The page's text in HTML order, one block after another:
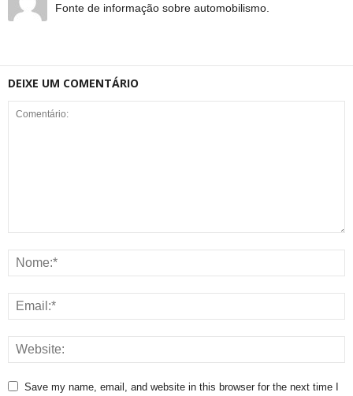
Fonte de informação sobre automobilismo.
DEIXE UM COMENTÁRIO
Save my name, email, and website in this browser for the next time I